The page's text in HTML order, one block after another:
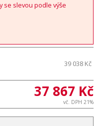
se slevou podle výše
39 038 Kč
37 867 Kč
vč. DPH 21%